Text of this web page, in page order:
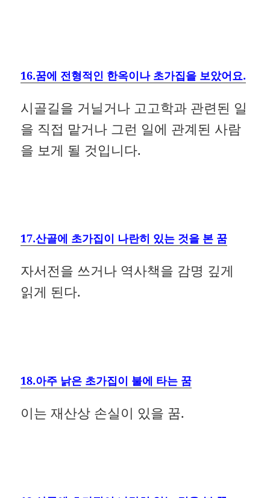
16.꿈에 전형적인 한옥이나 초가집을 보았어요.
시골길을 거닐거나 고고학과 관련된 일
을 직접 맡거나 그런 일에 관계된 사람
을 보게 될 것입니다.
17.산골에 초가집이 나란히 있는 것을 본 꿈
자서전을 쓰거나 역사책을 감명 깊게
읽게 된다.
18.아주 낡은 초가집이 불에 타는 꿈
이는 재산상 손실이 있을 꿈.